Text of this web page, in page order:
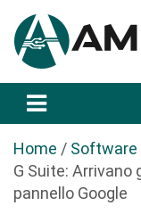
a
Home
Software
G Suite: Arrivano
pannello Google